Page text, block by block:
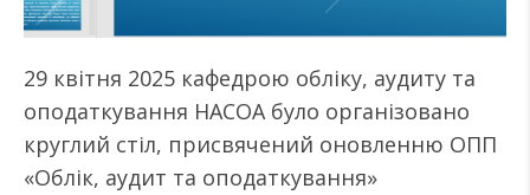
29 квітня 2025 кафедрою обліку, аудиту та
оподаткування НАСОА було організовано
круглий стіл, присвячений оновленню ОПП
«Облік, аудит та оподаткування»